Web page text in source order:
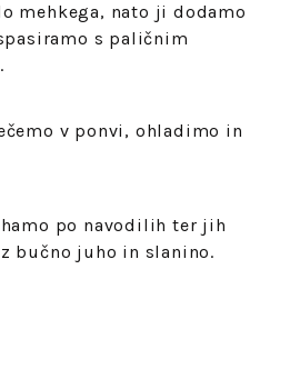
mehkega, nato ji dodamo
s paličnim
v ponvi, ohladimo in
po navodilih ter jih
bučno juho in slanino.